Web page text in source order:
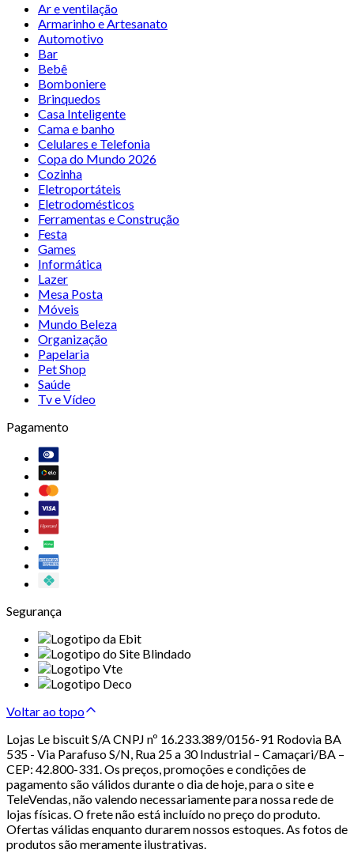
Ar e ventilação
Armarinho e Artesanato
Automotivo
Bar
Bebê
Bomboniere
Brinquedos
Casa Inteligente
Cama e banho
Celulares e Telefonia
Copa do Mundo 2026
Cozinha
Eletroportáteis
Eletrodomésticos
Ferramentas e Construção
Festa
Games
Informática
Lazer
Mesa Posta
Móveis
Mundo Beleza
Organização
Papelaria
Pet Shop
Saúde
Tv e Vídeo
Pagamento
Segurança
Voltar ao topo
Lojas Le biscuit S/A CNPJ nº 16.233.389/0156-91 Rodovia BA
535 - Via Parafuso S/N, Rua 25 a 30 Industrial – Camaçari/BA –
CEP: 42.800-331. Os preços, promoções e condições de
pagamento são válidos durante o dia de hoje, para o site e
TeleVendas, não valendo necessariamente para nossa rede de
lojas físicas. O frete não está incluído no preço do produto.
Ofertas válidas enquanto durarem nossos estoques. As fotos de
produtos são meramente ilustrativas.